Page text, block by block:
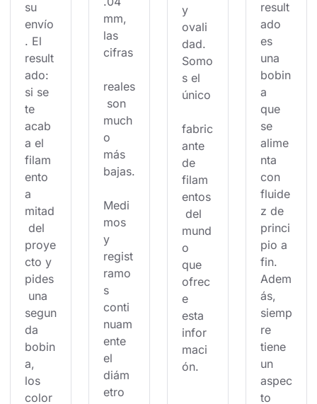
su
envío
. El
result
ado:
si se
te
acab
a el
filam
ento
a
mitad
del
proye
cto y
pides
una
segun
da
bobin
a,
los
color
mm,
las
cifras
reales
son
much
o
más
bajas.
Medi
mos
y
regist
ramo
s
conti
nuam
ente
el
diám
etro
y
ovali
dad.
Somo
s el
único
fabric
ante
de
filam
entos
del
mund
o
que
ofrec
e
esta
infor
maci
ón.
result
ado
es
una
bobin
a
que
se
alime
nta
con
fluide
z de
princi
pio a
fin.
Adem
ás,
siemp
re
tiene
un
aspec
to